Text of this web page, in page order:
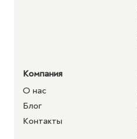
Компания
О нас
Блог
Контакты